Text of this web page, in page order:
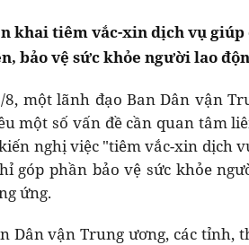
khai tiêm vắc-xin dịch vụ giúp
bảo vệ sức khỏe người lao
8, một lãnh đạo Ban Dân vận
một số vấn đề cần quan tâm
nghị việc "tiêm vắc-xin dịch
góp phần bảo vệ sức khỏe
ứng.
Dân vận Trung ương, các tỉnh,